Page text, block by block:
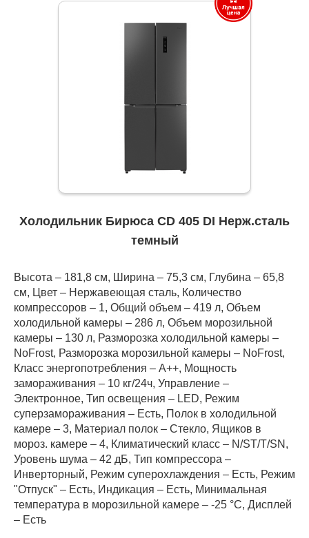
Холодильник Бирюса CD 405 DI Нерж.сталь
темный
Высота – 181,8 см, Ширина – 75,3 см, Глубина – 65,8
см, Цвет – Нержавеющая сталь, Количество
компрессоров – 1, Общий объем – 419 л, Объем
холодильной камеры – 286 л, Объем морозильной
камеры – 130 л, Разморозка холодильной камеры –
NoFrost, Разморозка морозильной камеры – NoFrost,
Класс энергопотребления – А++, Мощность
замораживания – 10 кг/24ч, Управление –
Электронное, Тип освещения – LED, Режим
суперзамораживания – Есть, Полок в холодильной
камере – 3, Материал полок – Стекло, Ящиков в
мороз. камере – 4, Климатический класс – N/ST/T/SN,
Уровень шума – 42 дБ, Тип компрессора –
Инверторный, Режим суперохлаждения – Есть, Режим
"Отпуск" – Есть, Индикация – Есть, Минимальная
температура в морозильной камере – -25 °C, Дисплей
– Есть